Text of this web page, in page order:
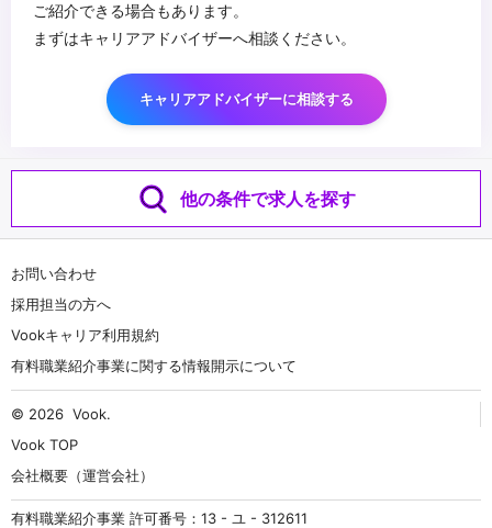
ご紹介できる場合もあります。
まずはキャリアアドバイザーへ相談ください。
キャリアアドバイザーに相談する
他の条件で求人を探す
お問い合わせ
採用担当の方へ
Vookキャリア利用規約
有料職業紹介事業に関する情報開示について
© 2026 Vook.
Vook TOP
会社概要（運営会社）
有料職業紹介事業 許可番号：13 - ユ - 312611